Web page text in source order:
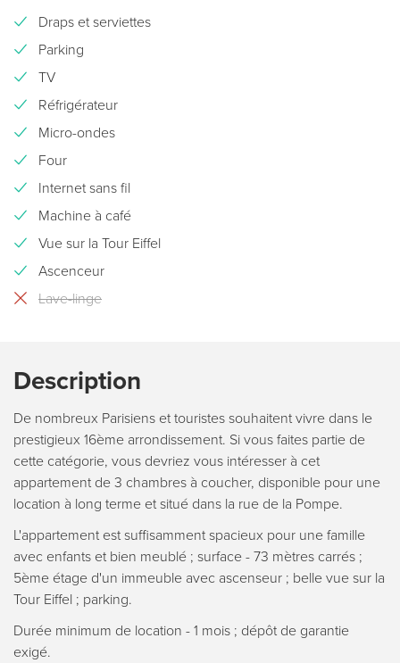
Draps et serviettes
Parking
TV
Réfrigérateur
Micro-ondes
Four
Internet sans fil
Machine à café
Vue sur la Tour Eiffel
Ascenceur
Lave-linge
Description
De nombreux Parisiens et touristes souhaitent vivre dans le
prestigieux 16ème arrondissement. Si vous faites partie de
cette catégorie, vous devriez vous intéresser à cet
appartement de 3 chambres à coucher, disponible pour une
location à long terme et situé dans la rue de la Pompe.
L'appartement est suffisamment spacieux pour une famille
avec enfants et bien meublé ; surface - 73 mètres carrés ;
5ème étage d'un immeuble avec ascenseur ; belle vue sur la
Tour Eiffel ; parking.
Durée minimum de location - 1 mois ; dépôt de garantie
exigé.